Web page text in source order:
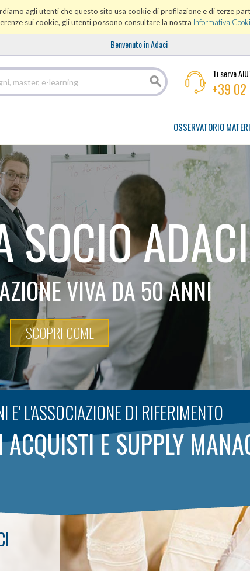
agli utenti che questo sito usa cookie di profilazione e di terze
sui cookie, gli utenti possono consultare la nostra Informativa
Benvenuto in Adaci
Ti serve
+39
OSSERVATORIO
SOCIO ADACI
VIVA DA 50 ANNI
SCOPRI COME
L'ASSOCIAZIONE DI RIFERIMENTO
E SUPPLY